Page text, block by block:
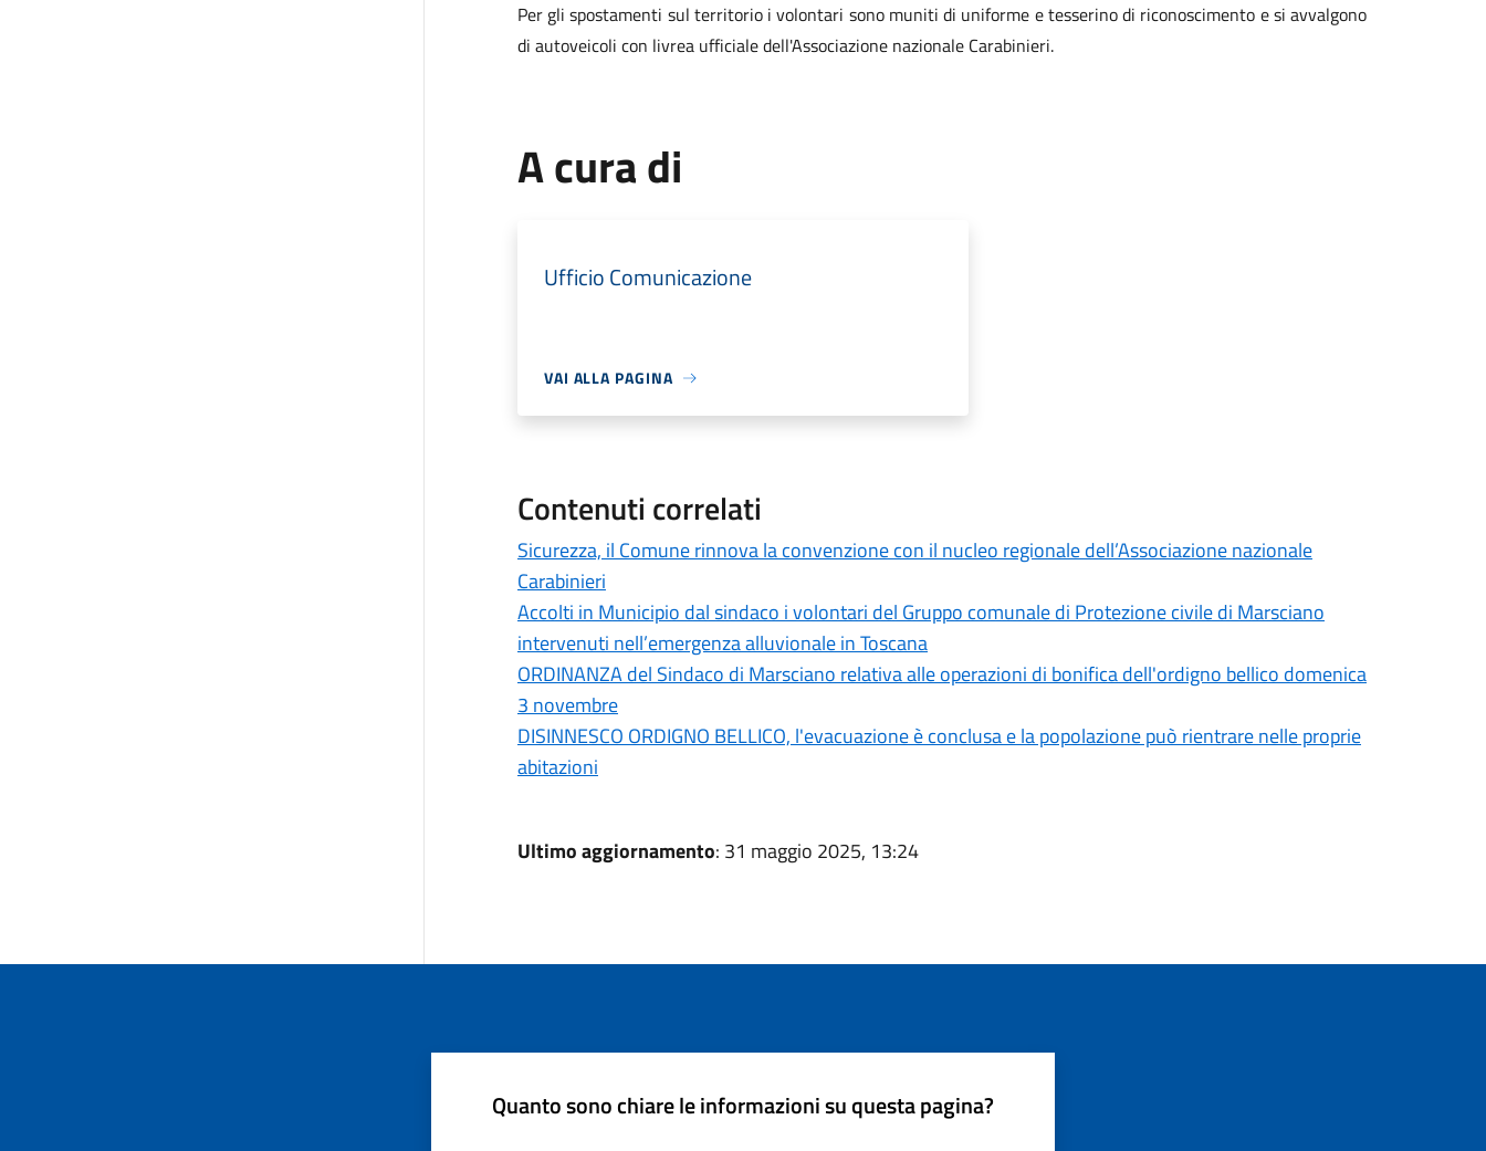
Per gli spostamenti sul territorio i volontari sono muniti di uniforme e tesserino di riconoscimento e si avvalgono
di autoveicoli con livrea ufficiale dell'Associazione nazionale Carabinieri.
A cura di
Ufficio Comunicazione
VAI ALLA PAGINA
Contenuti correlati
Sicurezza, il Comune rinnova la convenzione con il nucleo regionale dell’Associazione nazionale
Carabinieri
Accolti in Municipio dal sindaco i volontari del Gruppo comunale di Protezione civile di Marsciano
intervenuti nell’emergenza alluvionale in Toscana
ORDINANZA del Sindaco di Marsciano relativa alle operazioni di bonifica dell'ordigno bellico domenica
3 novembre
DISINNESCO ORDIGNO BELLICO, l'evacuazione è conclusa e la popolazione può rientrare nelle proprie
abitazioni
Ultimo aggiornamento: 31 maggio 2025, 13:24
Quanto sono chiare le informazioni su questa pagina?